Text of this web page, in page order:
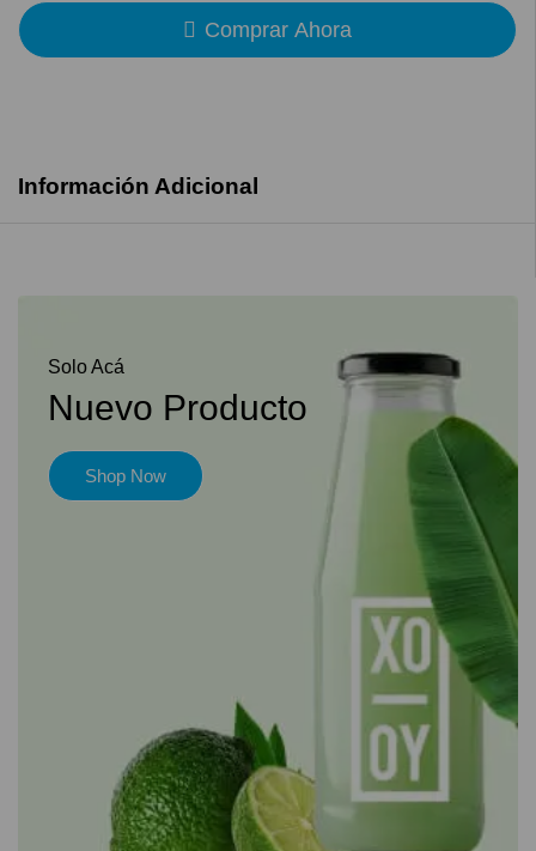
Comprar Ahora
Información Adicional
Solo Acá
Nuevo Producto
Shop Now